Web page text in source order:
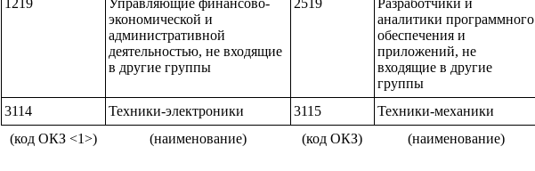
1219
Управляющие финансово-
экономической и
административной
деятельностью, не входящие
в другие группы
2519
Разработчики и
аналитики программного
обеспечения и
приложений, не
входящие в другие
группы
3114
Техники-электроники 3115
Техники-механики
(код ОКЗ <1>)
(наименование) (код ОКЗ) (наименование)